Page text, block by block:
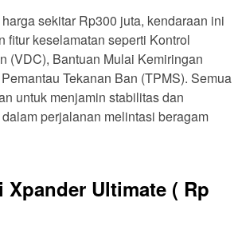
sekitar Rp300 juta, kendaraan ini
fitur keselamatan seperti Kontrol
(VDC), Bantuan Mulai Kemiringan
Tekanan Ban (TPMS). Semua
untuk menjamin stabilitas dan
perjalanan melintasi beragam
Ultimate ( Rp